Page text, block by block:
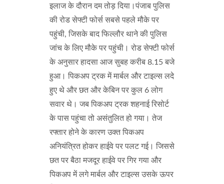
इलाज के दौरान दम तोड़ दिया।पंजाब पुलिस
की रोड सेफ्टी फोर्स सबसे पहले मौके पर
पहुंची, जिसके बाद फिल्लौर थाने की पुलिस
जांच के लिए मौके पर पहुंची। रोड सेफ्टी फोर्स
के अनुसार हादसा आज सुबह करीब 8.15 बजे
हुआ। पिकअप ट्रक में मार्बल और टाइल्स लदे
हुए थे और छत और केबिन पर कुल 6 लोग
सवार थे। जब पिकअप ट्रक शहनाई रिसोर्ट
के पास पहुंचा तो असंतुलित हो गया। तेज
रफ्तार होने के कारण उक्त पिकअप
अनियंत्रित होकर हाईवे पर पलट गई। जिससे
छत पर बैठा मजदूर हाईवे पर गिर गया और
पिकअप में लगे मार्बल और टाइल्स उसके ऊपर